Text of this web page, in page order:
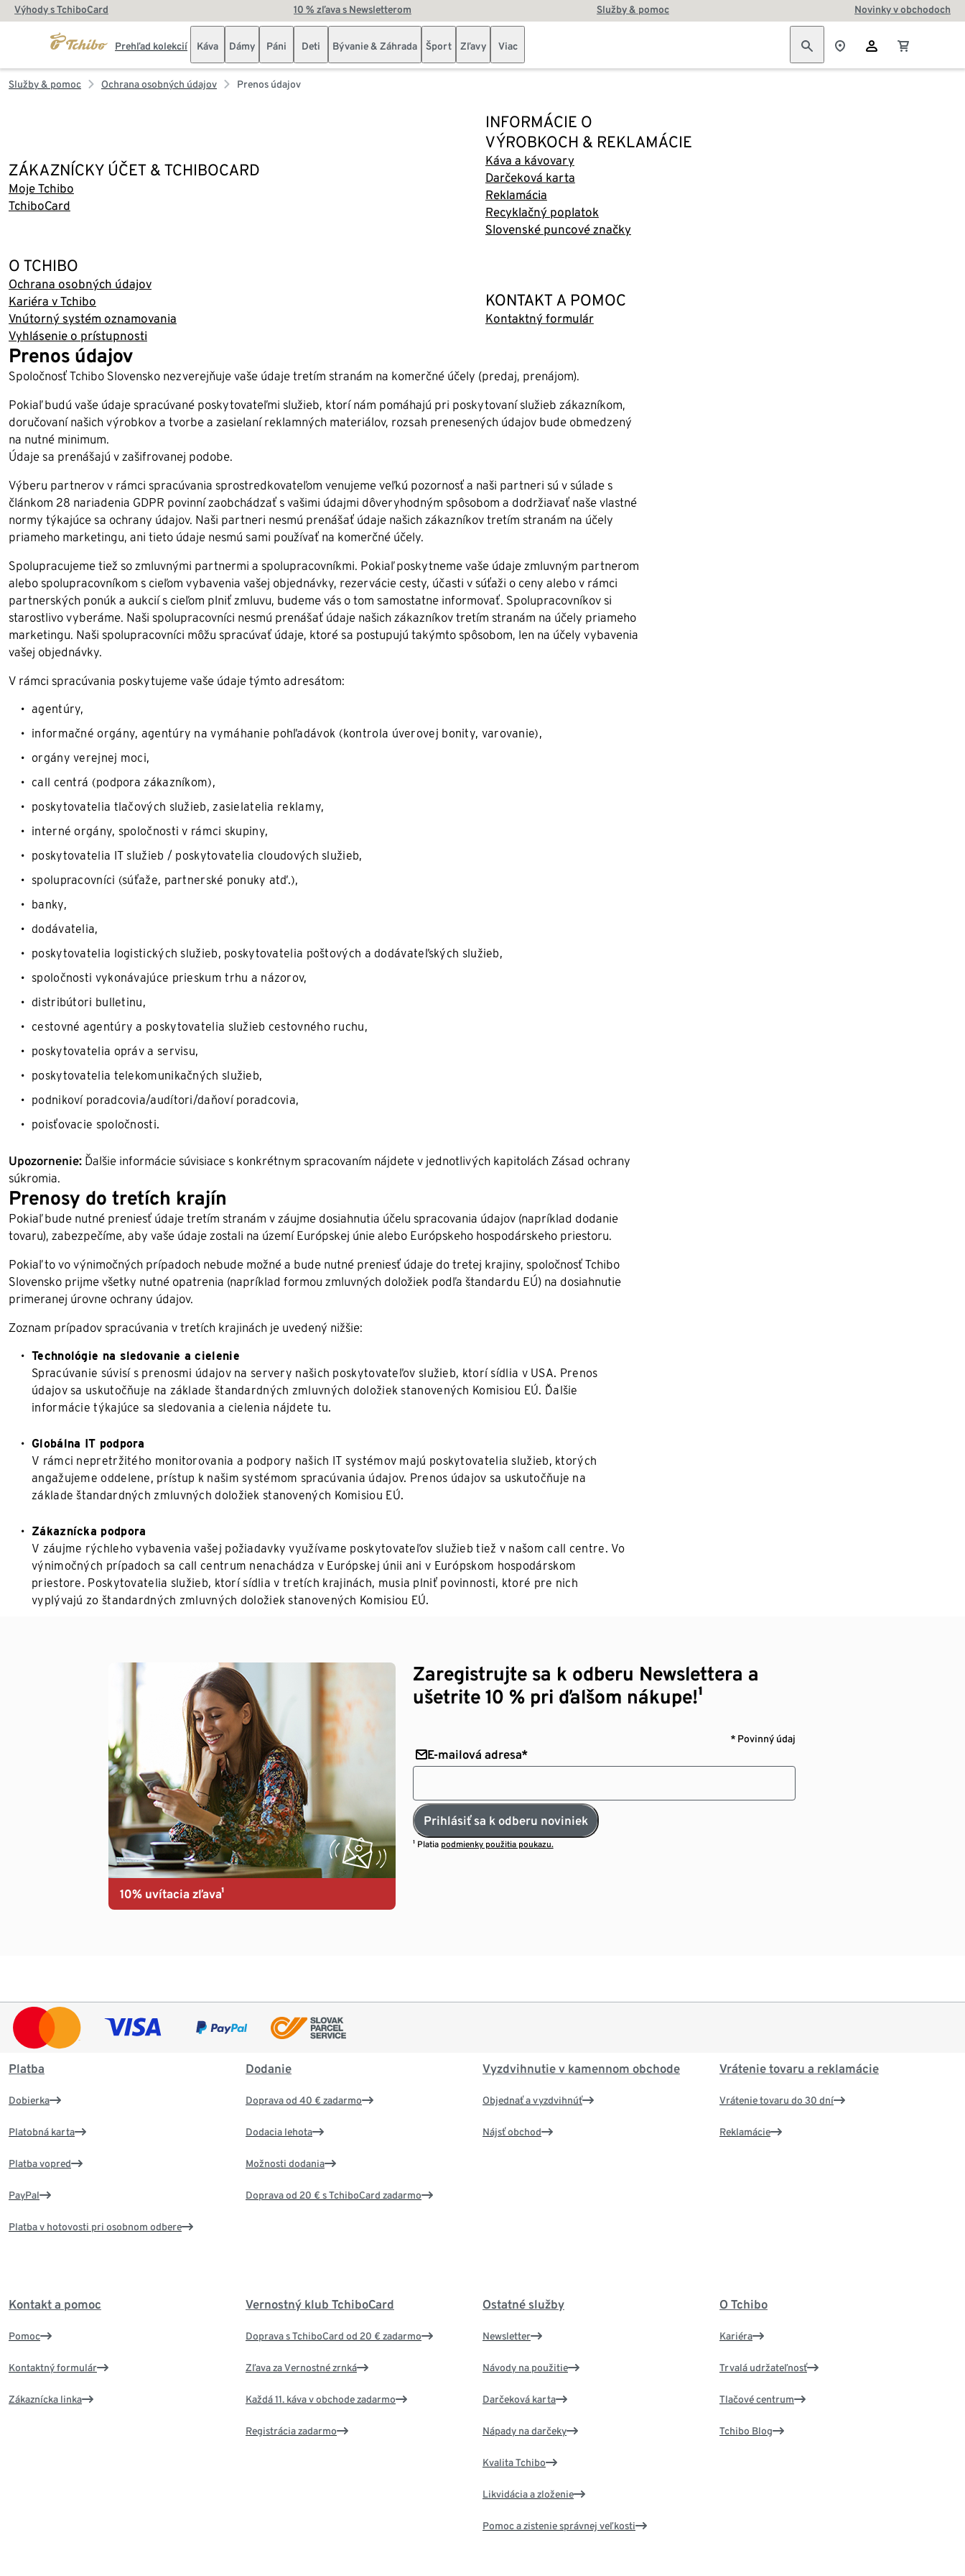
Výhody s TchiboCard 10 % zľava s Newsletterom Služby & pomoc Novinky v obchodoch
Prehľad kolekcií Káva Dámy Páni Deti Bývanie & Záhrada Šport Zľavy Viac
Služby & pomoc Ochrana osobných údajov Prenos údajov
ZÁKAZNÍCKY ÚČET & TCHIBOCARD
Moje Tchibo
TchiboCard
INFORMÁCIE O
VÝROBKOCH & REKLAMÁCIE
Káva a kávovary
Darčeková karta
Reklamácia
Recyklačný poplatok
Slovenské puncové značky
O TCHIBO
Ochrana osobných údajov
Kariéra v Tchibo
Vnútorný systém oznamovania
Vyhlásenie o prístupnosti
KONTAKT A POMOC
Kontaktný formulár
Prenos údajov
Spoločnosť Tchibo Slovensko nezverejňuje vaše údaje tretím stranám na komerčné účely (predaj, prenájom).
Pokiaľ budú vaše údaje spracúvané poskytovateľmi služieb, ktorí nám pomáhajú pri poskytovaní služieb zákazníkom,
doručovaní našich výrobkov a tvorbe a zasielaní reklamných materiálov, rozsah prenesených údajov bude obmedzený
na nutné minimum.
Údaje sa prenášajú v zašifrovanej podobe.
Výberu partnerov v rámci spracúvania sprostredkovateľom venujeme veľkú pozornosť a naši partneri sú v súlade s
článkom 28 nariadenia GDPR povinní zaobchádzať s vašimi údajmi dôveryhodným spôsobom a dodržiavať naše vlastné
normy týkajúce sa ochrany údajov. Naši partneri nesmú prenášať údaje našich zákazníkov tretím stranám na účely
priameho marketingu, ani tieto údaje nesmú sami používať na komerčné účely.
Spolupracujeme tiež so zmluvnými partnermi a spolupracovníkmi. Pokiaľ poskytneme vaše údaje zmluvným partnerom
alebo spolupracovníkom s cieľom vybavenia vašej objednávky, rezervácie cesty, účasti v súťaži o ceny alebo v rámci
partnerských ponúk a aukcií s cieľom plniť zmluvu, budeme vás o tom samostatne informovať. Spolupracovníkov si
starostlivo vyberáme. Naši spolupracovníci nesmú prenášať údaje našich zákazníkov tretím stranám na účely priameho
marketingu. Naši spolupracovníci môžu spracúvať údaje, ktoré sa postupujú takýmto spôsobom, len na účely vybavenia
vašej objednávky.
V rámci spracúvania poskytujeme vaše údaje týmto adresátom:
agentúry,
informačné orgány, agentúry na vymáhanie pohľadávok (kontrola úverovej bonity, varovanie),
orgány verejnej moci,
call centrá (podpora zákazníkom),
poskytovatelia tlačových služieb, zasielatelia reklamy,
interné orgány, spoločnosti v rámci skupiny,
poskytovatelia IT služieb / poskytovatelia cloudových služieb,
spolupracovníci (súťaže, partnerské ponuky atď.),
banky,
dodávatelia,
poskytovatelia logistických služieb, poskytovatelia poštových a dodávateľských služieb,
spoločnosti vykonávajúce prieskum trhu a názorov,
distribútori bulletinu,
cestovné agentúry a poskytovatelia služieb cestovného ruchu,
poskytovatelia opráv a servisu,
poskytovatelia telekomunikačných služieb,
podnikoví poradcovia/audítori/daňoví poradcovia,
poisťovacie spoločnosti.
Upozornenie: Ďalšie informácie súvisiace s konkrétnym spracovaním nájdete v jednotlivých kapitolách Zásad ochrany
súkromia.
Prenosy do tretích krajín
Pokiaľ bude nutné preniesť údaje tretím stranám v záujme dosiahnutia účelu spracovania údajov (napríklad dodanie
tovaru), zabezpečíme, aby vaše údaje zostali na území Európskej únie alebo Európskeho hospodárskeho priestoru.
Pokiaľ to vo výnimočných prípadoch nebude možné a bude nutné preniesť údaje do tretej krajiny, spoločnosť Tchibo
Slovensko prijme všetky nutné opatrenia (napríklad formou zmluvných doložiek podľa štandardu EÚ) na dosiahnutie
primeranej úrovne ochrany údajov.
Zoznam prípadov spracúvania v tretích krajinách je uvedený nižšie:
Technológie na sledovanie a cielenie
Spracúvanie súvisí s prenosmi údajov na servery našich poskytovateľov služieb, ktorí sídlia v USA. Prenos
údajov sa uskutočňuje na základe štandardných zmluvných doložiek stanovených Komisiou EÚ. Ďalšie
informácie týkajúce sa sledovania a cielenia nájdete tu.
Globálna IT podpora
V rámci nepretržitého monitorovania a podpory našich IT systémov majú poskytovatelia služieb, ktorých
angažujeme oddelene, prístup k našim systémom spracúvania údajov. Prenos údajov sa uskutočňuje na
základe štandardných zmluvných doložiek stanovených Komisiou EÚ.
Zákaznícka podpora
V záujme rýchleho vybavenia vašej požiadavky využívame poskytovateľov služieb tiež v našom call centre. Vo
výnimočných prípadoch sa call centrum nenachádza v Európskej únii ani v Európskom hospodárskom
priestore. Poskytovatelia služieb, ktorí sídlia v tretích krajinách, musia plniť povinnosti, ktoré pre nich
vyplývajú zo štandardných zmluvných doložiek stanovených Komisiou EÚ.
10% uvítacia zľava¹
Zaregistrujte sa k odberu Newslettera a
ušetrite 10 % pri ďalšom nákupe!¹
* Povinný údaj
E-mailová adresa*
Prihlásiť sa k odberu noviniek
¹ Platia podmienky použitia poukazu.
Platba
Dobierka
Platobná karta
Platba vopred
PayPal
Platba v hotovosti pri osobnom odbere
Dodanie
Doprava od 40 € zadarmo
Dodacia lehota
Možnosti dodania
Doprava od 20 € s TchiboCard zadarmo
Vyzdvihnutie v kamennom obchode
Objednať a vyzdvihnúť
Nájsť obchod
Vrátenie tovaru a reklamácie
Vrátenie tovaru do 30 dní
Reklamácie
Kontakt a pomoc
Pomoc
Kontaktný formulár
Zákaznícka linka
Vernostný klub TchiboCard
Doprava s TchiboCard od 20 € zadarmo
Zľava za Vernostné zrnká
Každá 11. káva v obchode zadarmo
Registrácia zadarmo
Ostatné služby
Newsletter
Návody na použitie
Darčeková karta
Nápady na darčeky
Kvalita Tchibo
Likvidácia a zloženie
Pomoc a zistenie správnej veľkosti
O Tchibo
Kariéra
Trvalá udržateľnosť
Tlačové centrum
Tchibo Blog